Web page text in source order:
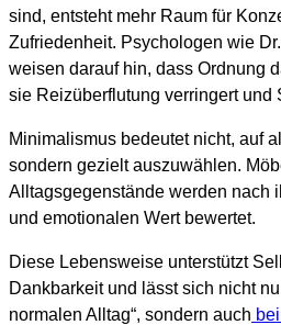
sind, entsteht mehr Raum für
Zufriedenheit. Psychologen wie
weisen darauf hin, dass Ordnung
sie Reizüberflutung verringert und
Minimalismus bedeutet nicht, auf
sondern gezielt auszuwählen.
Alltagsgegenstände werden nach
und emotionalen Wert bewertet.
Diese Lebensweise unterstützt
Dankbarkeit und lässt sich nicht
normalen Alltag“, sondern auch